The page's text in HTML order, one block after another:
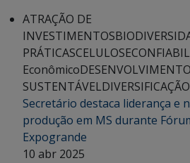
ATRAÇÃO DE
INVESTIMENTOS
PRÁTICASCELULOSE
EconômicoDESENVOLVIMENTO
SUSTENTÁVEL
Secretário destaca liderança e
produção em MS durante
Expogrande
10 abr 2025